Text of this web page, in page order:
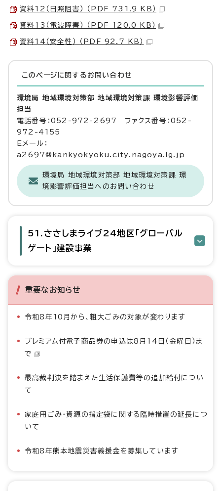
資料12（日照阻害） （PDF 731.9 KB）
資料13（電波障害） （PDF 120.0 KB）
資料14（安全性） （PDF 92.7 KB）
このページに関する お問い合わせ
環境局 地域環境対策部 地域環境対策課 環境影響評価
担当
電話番号：052-972-2697 ファクス番号：052-
972-4155
Eメール：
a2697@kankyokyoku.city.nagoya.lg.jp
環境局 地域環境対策部 地域環境対策課 環
境影響評価担当へのお問い合わせ
51.ささしまライブ24地区「グローバル
ゲート」建設事業
重要なお知らせ
令和8年10月から、粗大ごみの対象が変わります
プレミアム付電子商品券の申込は8月14日（金曜日）ま
で
最高裁判決を踏まえた生活保護費等の追加給付につい
て
家庭用ごみ・資源の指定袋に関する臨時措置の延長につ
いて
令和8年熊本地震災害義援金を募集しています